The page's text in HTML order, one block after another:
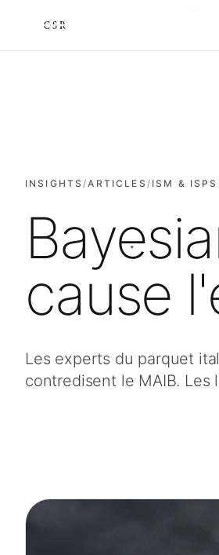
Cursorio
INSIGHTS/ARTICLES / ISM & ISPS
cause
Les experts du parquet
contredisent le MAIB.